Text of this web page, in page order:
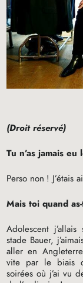
(Droit réservé)
Tu n’as jamais
Perso non ! J’étais
Mais toi quand
Adolescent
stade Bauer,
aller en
vite par le biais
soirées où j’ai vu